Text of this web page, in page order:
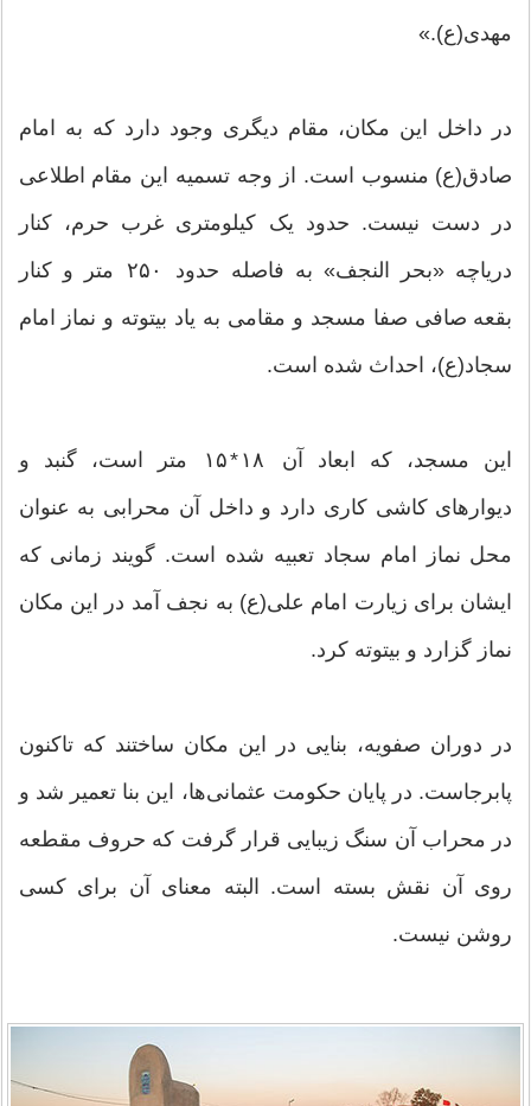
مهدی(ع).»
در داخل این مکان، مقام دیگری وجود دارد که به امام
صادق(ع) منسوب است. از وجه تسمیه این مقام اطلاعی
در دست نیست. حدود یک کیلومتری غرب حرم، کنار
دریاچه «بحر النجف» به فاصله حدود ۲۵۰ متر و کنار
بقعه صافی صفا مسجد و مقامی به یاد بیتوته و نماز امام
سجاد(ع)، احداث شده است.
این مسجد، که ابعاد آن ۱۸ * ۱۵ متر است، گنبد و
دیوارهای کاشی کاری دارد و داخل آن محرابی به عنوان
محل نماز امام سجاد تعبیه شده است. گویند زمانی که
ایشان برای زیارت امام علی(ع) به نجف آمد در این مکان
نماز گزارد و بیتوته کرد.
در دوران صفویه، بنایی در این مکان ساختند که تاکنون
پابرجاست. در پایان حکومت عثمانی‌ها، این بنا تعمیر شد و
در محراب آن سنگ زیبایی قرار گرفت که حروف مقطعه
روی آن نقش بسته است. البته معنای آن برای کسی
روشن نیست.